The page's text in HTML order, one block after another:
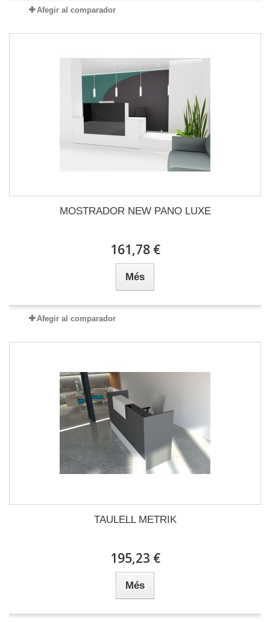
Afegir al comparador
MOSTRADOR NEW PANO LUXE
161,78 €
Més
Afegir al comparador
TAULELL METRIK
195,23 €
Més